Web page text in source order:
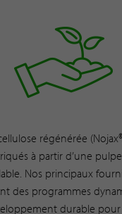
régénérée
à partir d’une
Nos principaux
des programmes
durable